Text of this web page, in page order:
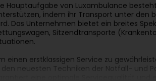
Hauptaufgabe von Luxambulance
indem ihr Transport unter den
Das Unternehmen bietet ein breites
Sitzendtransporte
einen erstklassigen Service zu
den neuesten Techniken der Notfall- und